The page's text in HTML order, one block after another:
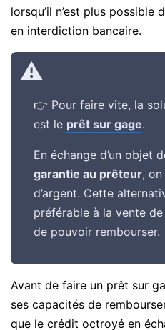
lorsqu’il n’est plus possible
en interdiction bancaire.
👉 Pour faire vite, la
est le prêt sur gage.
En échange d’un objet
garantie au prêteur,
d’argent. Cette
préférable à la vente
de pouvoir rembourser.
Avant de faire un prêt sur
ses capacités de
que le crédit octroyé en